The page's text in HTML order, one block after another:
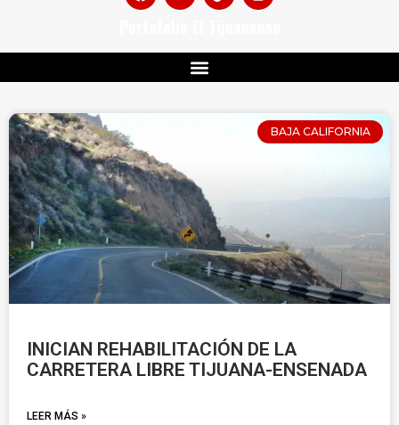
BAJA CALIFORNIA
INICIAN REHABILITACIÓN DE LA
CARRETERA LIBRE TIJUANA-ENSENADA
LEER MÁS »